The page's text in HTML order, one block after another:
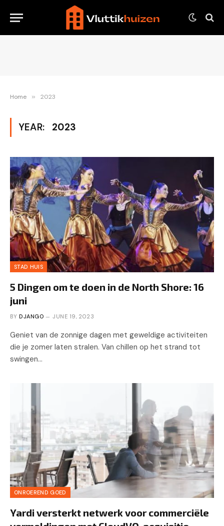
Home » 2023
YEAR: 2023
STAD HUIS
5 Dingen om te doen in de North Shore: 16
juni
BY DJANGO JUNE 19, 2023
Geniet van de zonnige dagen met geweldige activiteiten
die je zomer laten stralen. Van chillen op het strand tot
swingen…
ONROEREND GOED
Yardi versterkt netwerk voor commerciële